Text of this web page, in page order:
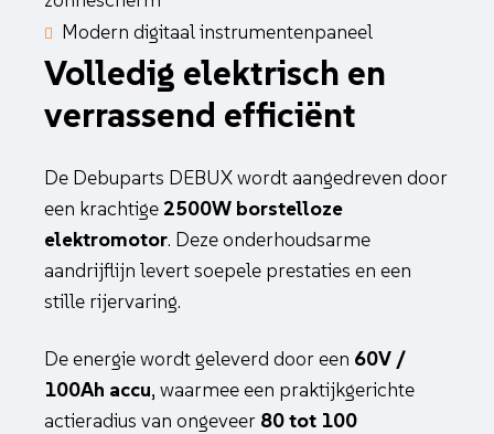
Modern digitaal instrumentenpaneel
Volledig elektrisch en
verrassend efficiënt
De Debuparts DEBUX wordt aangedreven door
een krachtige 2500W borstelloze
elektromotor. Deze onderhoudsarme
aandrijflijn levert soepele prestaties en een
stille rijervaring.
De energie wordt geleverd door een 60V /
100Ah accu, waarmee een praktijkgerichte
actieradius van ongeveer 80 tot 100